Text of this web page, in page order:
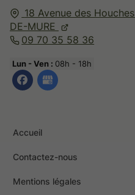
18 Avenue des Houches
DE-MURE
09 70 35 58 36
Lun - Ven : 08h - 18h
Accueil
Contactez-nous
Mentions légales